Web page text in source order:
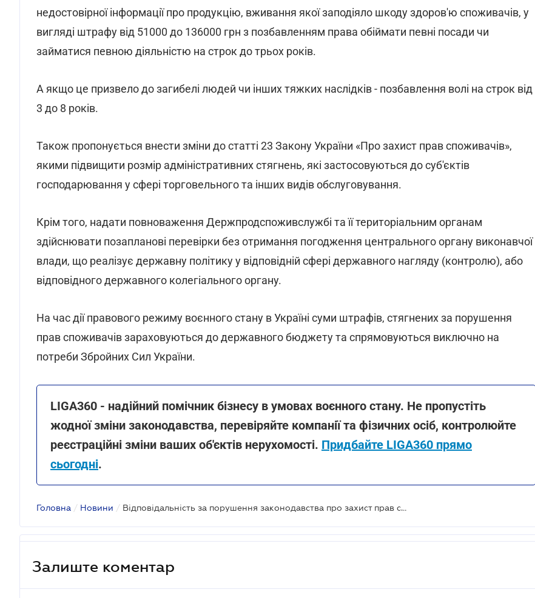
недостовірної інформації про продукцію, вживання якої заподіяло шкоду здоров'ю споживачів, у
вигляді штрафу від 51000 до 136000 грн з позбавленням права обіймати певні посади чи
займатися певною діяльністю на строк до трьох років.
А якщо це призвело до загибелі людей чи інших тяжких наслідків - позбавлення волі на строк від
3 до 8 років.
Також пропонується внести зміни до статті 23 Закону України «Про захист прав споживачів»,
якими підвищити розмір адміністративних стягнень, які застосовуються до суб'єктів
господарювання у сфері торговельного та інших видів обслуговування.
Крім того, надати повноваження Держпродспоживслужбі та її територіальним органам
здійснювати позапланові перевірки без отримання погодження центрального органу виконавчої
влади, що реалізує державну політику у відповідній сфері державного нагляду (контролю), або
відповідного державного колегіального органу.
На час дії правового режиму воєнного стану в Україні суми штрафів, стягнених за порушення
прав споживачів зараховуються до державного бюджету та спрямовуються виключно на
потреби Збройних Сил України.
LIGA360 - надійний помічник бізнесу в умовах воєнного стану. Не пропустіть
жодної зміни законодавства, перевіряйте компанії та фізичних осіб, контролюйте
реєстраційні зміни ваших об'єктів нерухомості. Придбайте LIGA360 прямо
сьогодні.
Головна / Новини / Відповідальність за порушення законодавства про захист прав споживачів пропонують посилити
Залиште коментар